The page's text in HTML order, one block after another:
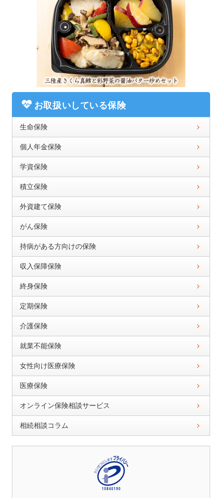
お取扱いしている保険
生命保険
個人年金保険
学資保険
積立保険
外資建て保険
がん保険
持病がある方向けの保険
収入保障保険
終身保険
定期保険
介護保険
就業不能保険
女性向け医療保険
医療保険
オンライン保険相談サービス
相続相談コラム